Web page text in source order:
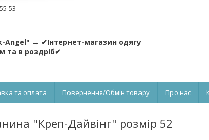
53
Angel" → ✔Інтернет-магазин одягу
та в роздріб✔
та оплата Повернення/Обмін товару Про нас
"Креп-Дайвінг" розмір 52